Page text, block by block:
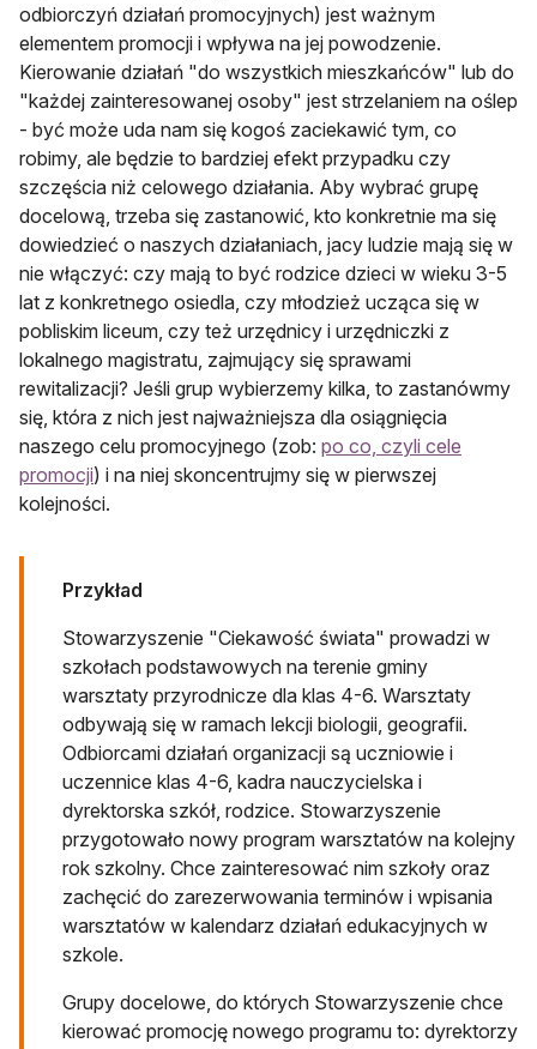
odbiorczyń działań promocyjnych) jest ważnym
elementem promocji i wpływa na jej powodzenie.
Kierowanie działań "do wszystkich mieszkańców" lub do
"każdej zainteresowanej osoby" jest strzelaniem na oślep
- być może uda nam się kogoś zaciekawić tym, co
robimy, ale będzie to bardziej efekt przypadku czy
szczęścia niż celowego działania. Aby wybrać grupę
docelową, trzeba się zastanowić, kto konkretnie ma się
dowiedzieć o naszych działaniach, jacy ludzie mają się w
nie włączyć: czy mają to być rodzice dzieci w wieku 3-5
lat z konkretnego osiedla, czy młodzież ucząca się w
pobliskim liceum, czy też urzędnicy i urzędniczki z
lokalnego magistratu, zajmujący się sprawami
rewitalizacji? Jeśli grup wybierzemy kilka, to zastanówmy
się, która z nich jest najważniejsza dla osiągnięcia
naszego celu promocyjnego (zob: po co, czyli cele
promocji) i na niej skoncentrujmy się w pierwszej
kolejności.
Przykład
Stowarzyszenie "Ciekawość świata" prowadzi w
szkołach podstawowych na terenie gminy
warsztaty przyrodnicze dla klas 4-6. Warsztaty
odbywają się w ramach lekcji biologii, geografii.
Odbiorcami działań organizacji są uczniowie i
uczennice klas 4-6, kadra nauczycielska i
dyrektorska szkół, rodzice. Stowarzyszenie
przygotowało nowy program warsztatów na kolejny
rok szkolny. Chce zainteresować nim szkoły oraz
zachęcić do zarezerwowania terminów i wpisania
warsztatów w kalendarz działań edukacyjnych w
szkole.
Grupy docelowe, do których Stowarzyszenie chce
kierować promocję nowego programu to: dyrektorzy